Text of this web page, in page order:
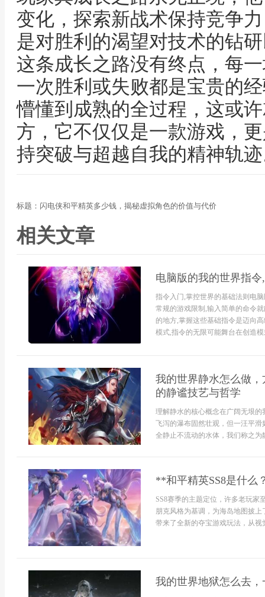
变化，探索新战术保持竞争
是对胜利的渴望对技术的钻
这条成长之路没有终点，每
一次胜利或失败都是宝贵的
懵懂到成熟的全过程，这或
方，它不仅仅是一款游戏，
持突破与超越自我的精神轨
标题：闪电侠和平精英多少钱，揭秘虚拟角色的价值与代价
相关文章
电脑版的我的世界指
指令入门,掌控世界的基础法则电
常规的游戏限制,输入简单的命令
的地方,掌握这些基础指令是迈向
模式,指令的无限可能舞台在创造
我的世界静水怎么做
的静谧技艺与哲学
理解静水的核心概念在广阔无垠
飞泻的瀑布固然壮观，但一汪平
全静止不流动的水体，我们称之
**和平精英SS8是什么
SS8赛季的主题定位，许多老玩家
朋克风格为基调，为海岛地图披
带来了全新的夺宝游戏玩法，从视
我的世界地狱怎么去